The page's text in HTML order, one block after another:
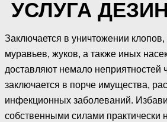
УСЛУГА
Заключается в уничтожении
муравьев, жуков, а также иных
доставляют немало неприятностей
заключается в порче имущества,
инфекционных заболеваний.
собственными силами практически